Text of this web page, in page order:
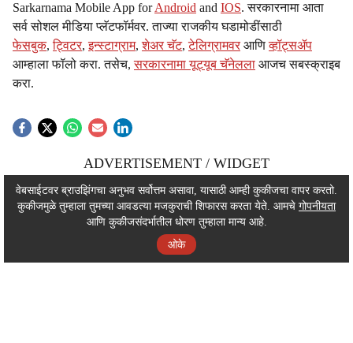
Sarkarnama Mobile App forAndroid and IOS. सरकारनामा आता
सर्व सोशल मीडिया प्लॅटफॉर्मवर. ताज्या राजकीय घडामोडींसाठी
फेसबुक,ट्विटर,इन्स्टाग्राम,शेअर चॅट,टेलिग्रामवर आणिव्हॉट्सॲप
आम्हाला फॉलो करा. तसेच,सरकारनामा यूट्यूब चॅनेलला आजच सबस्क्राइब
करा.
ADVERTISEMENT / WIDGET
ADVERTISEMENT / WIDGET
ADVERTISEMENT / WIDGET
वेबसाईटवर ब्राउझिंगचा अनुभव सर्वोत्तम असावा, यासाठी आम्ही कुकीजचा वापर करतो.
कुकीजमुळे तुम्हाला तुमच्या आवडत्या मजकुराची शिफारस करता येते. आमचे गोपनीयता
आणि कुकीजसंदर्भातील धोरण तुम्हाला मान्य आहे.
ओके